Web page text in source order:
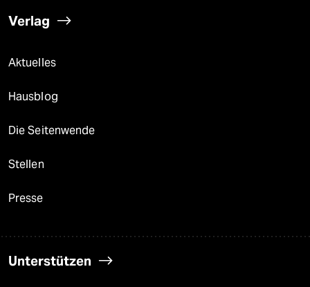
Verlag
Aktuelles
Hausblog
Die Seitenwende
Stellen
Presse
Unterstützen